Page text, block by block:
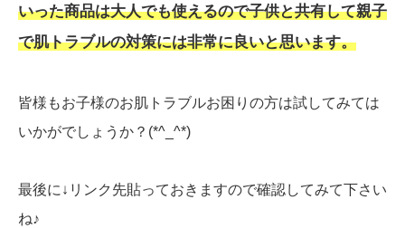
いった商品は大人でも使えるので子供と共有して親子
で肌トラブルの対策には非常に良いと思います。
皆様もお子様のお肌トラブルお困りの方は試してみては
いかがでしょうか？(*^_^*)
最後に↓リンク先貼っておきますので確認してみて下さい
ね♪